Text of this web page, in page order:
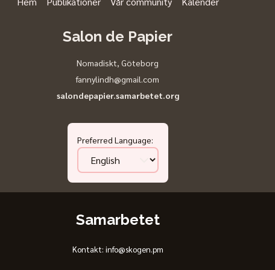
Salon de Papier
Nomadiskt, Göteborg
fannylindh@gmail.com
salondepapier.samarbetet.org
Preferred Language:
Samarbetet
Kontakt: info@skogen.pm